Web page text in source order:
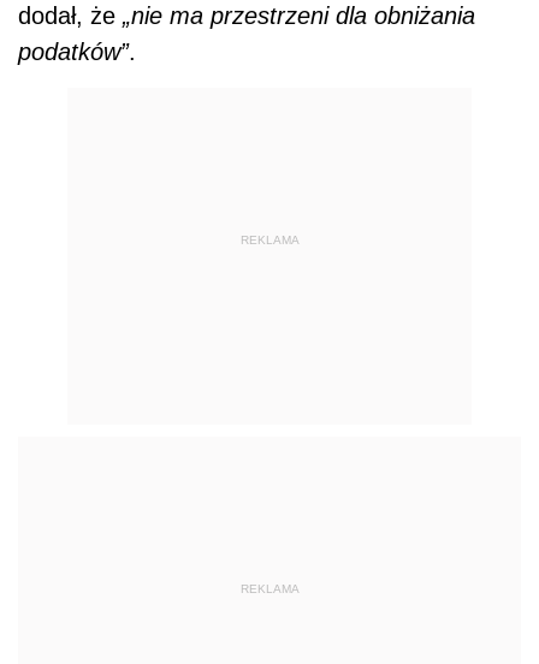
dodał, że „nie ma przestrzeni dla obniżania
podatków”.
REKLAMA
REKLAMA